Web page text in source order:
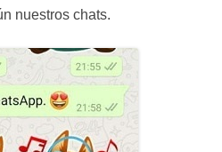
nuestros chats.